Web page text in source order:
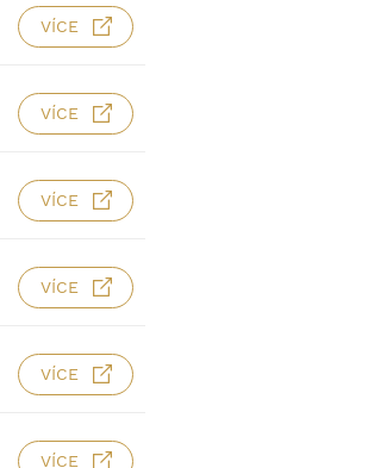
VÍCE
VÍCE
VÍCE
VÍCE
VÍCE
VÍCE